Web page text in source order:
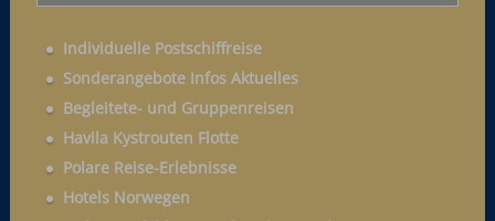
h
Individuelle Postschiffreise
Sonderangebote Infos Aktuelles
Begleitete- und Gruppenreisen
Havila Kystrouten Flotte
Polare Reise-Erlebnisse
Hotels Norwegen